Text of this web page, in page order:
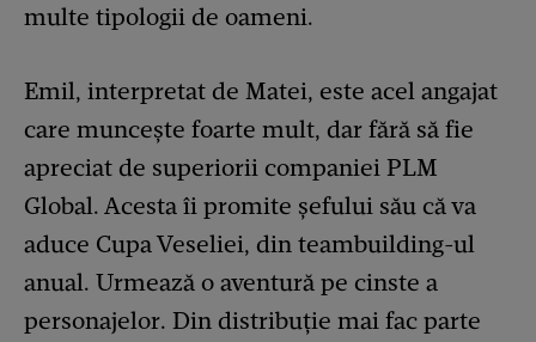
multe tipologii de oameni.
Emil, interpretat de Matei, este acel angajat
care muncește foarte mult, dar fără să fie
apreciat de superiorii companiei PLM
Global. Acesta îi promite șefului său că va
aduce Cupa Veseliei, din teambuilding-ul
anual. Urmează o aventură pe cinste a
personajelor. Din distribuție mai fac parte